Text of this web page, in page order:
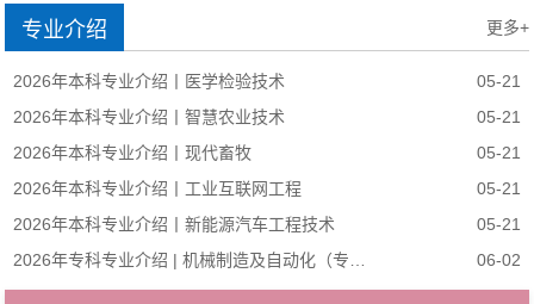
专业介绍 更多+
2026年本科专业介绍丨医学检验技术
05-21
2026年本科专业介绍丨智慧农业技术
05-21
2026年本科专业介绍丨现代畜牧
05-21
2026年本科专业介绍丨工业互联网工程
05-21
2026年本科专业介绍丨新能源汽车工程技术
05-21
2026年专科专业介绍 | 机械制造及自动化（专本连读）、机械制造及自动化
06-02